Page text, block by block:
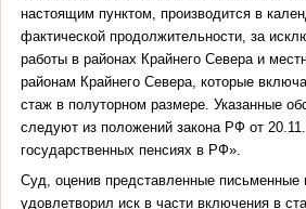
настоящим пунктом, производится в
фактической продолжительности, за
работы в районах Крайнего Севера и
районам Крайнего Севера, которые
стаж в полуторном размере. Указанные
следуют из положений закона РФ от
государственных пенсиях в РФ».
Суд, оценив представленные письменные
удовлетворил иск в части включения в